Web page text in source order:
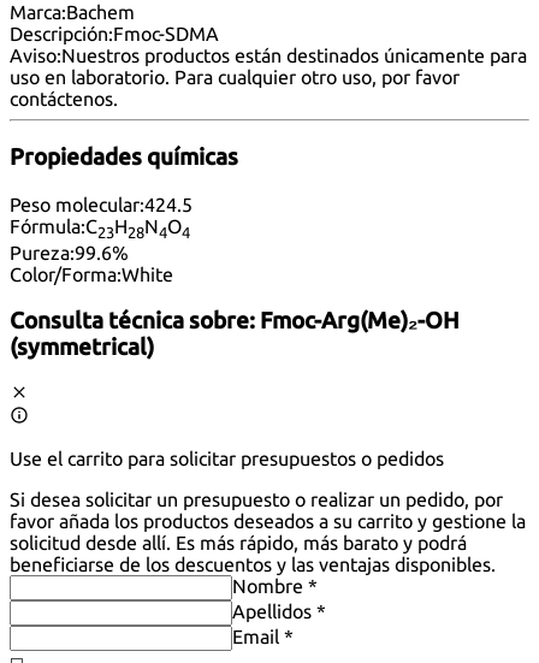
Marca:Bachem
Descripción:Fmoc-SDMA
Aviso:Nuestros productos están destinados únicamente para
uso en laboratorio. Para cualquier otro uso, por favor
contáctenos.
Propiedades químicas
Peso molecular:424.5
Fórmula:C23H28N4O4
Pureza:99.6%
Color/Forma:White
Consulta técnica sobre: Fmoc-Arg(Me)₂-OH
(symmetrical)
Use el carrito para solicitar presupuestos o pedidos
Si desea solicitar un presupuesto o realizar un pedido, por
favor añada los productos deseados a su carrito y gestione la
solicitud desde allí. Es más rápido, más barato y podrá
beneficiarse de los descuentos y las ventajas disponibles.
Nombre *
Apellidos *
Email *